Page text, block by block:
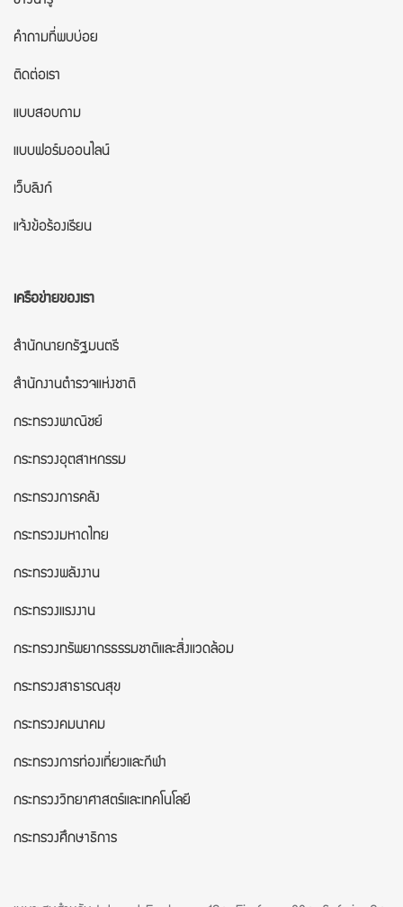
คำถามที่พบบ่อย
ติดต่อเรา
แบบสอบถาม
แบบฟอร์มออนไลน์
เว็บลิงก์
แจ้งข้อร้องเรียน
เครือข่ายของเรา
สำนักนายกรัฐมนตรี
สำนักงานตำรวจแห่งชาติ
กระทรวงพาณิชย์
กระทรวงอุตสาหกรรม
กระทรวงการคลัง
กระทรวงมหาดไทย
กระทรวงพลังงาน
กระทรวงแรงงาน
กระทรวงทรัพยากรธรรมชาติและสิ่งแวดล้อม
กระทรวงสาธารณสุข
กระทรวงคมนาคม
กระทรวงการท่องเที่ยวและกีฬา
กระทรวงวิทยาศาสตร์และเทคโนโลยี
กระทรวงศึกษาธิการ